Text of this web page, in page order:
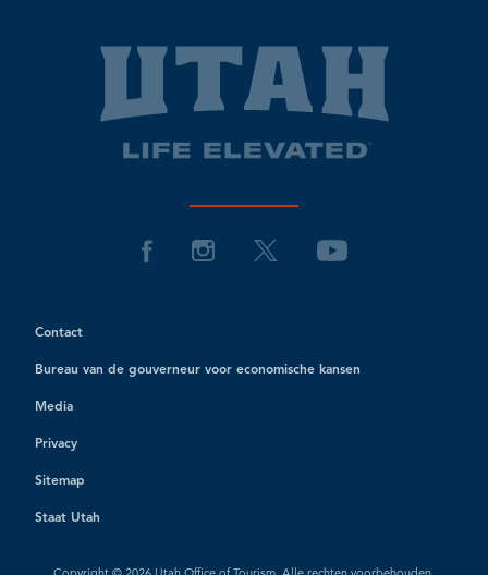
Contact
Bureau van de gouverneur voor economische kansen
Media
Privacy
Sitemap
Staat Utah